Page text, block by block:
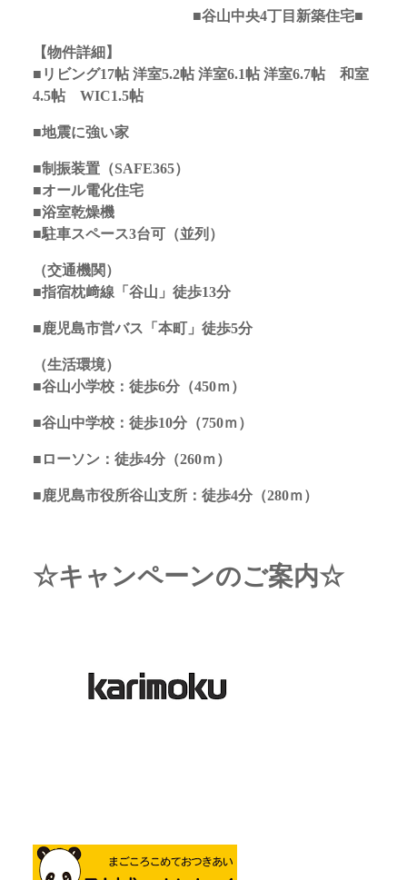
■谷山中央4丁目新築住宅■
【物件詳細】
■リビング17帖 洋室5.2帖 洋室6.1帖 洋室6.7帖 和室
4.5帖 WIC1.5帖
■地震に強い家
■制振装置（SAFE365）
■オール電化住宅
■浴室乾燥機
■駐車スペース3台可（並列）
（交通機関）
■指宿枕﨑線「谷山」徒歩13分
■鹿児島市営バス「本町」徒歩5分
（生活環境）
■谷山小学校：徒歩6分（450ｍ）
■谷山中学校：徒歩10分（750ｍ）
■ローソン：徒歩4分（260ｍ）
■鹿児島市役所谷山支所：徒歩4分（280ｍ）
☆キャンペーンのご案内☆